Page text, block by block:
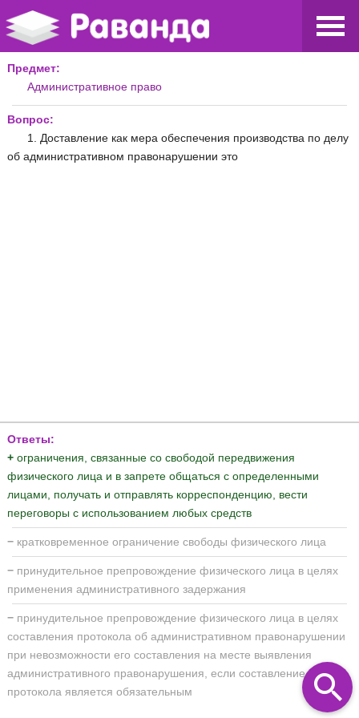
Предмет:
Административное право
Вопрос:
1. Доставление как мера обеспечения производства по делу
об административном правонарушении это
Ответы:
+ ограничения, связанные со свободой передвижения
физического лица и в запрете общаться с определенными
лицами, получать и отправлять корреспонденцию, вести
переговоры с использованием любых средств
− кратковременное ограничение свободы физического лица
− принудительное препровождение физического лица в целях
применения административного задержания
− принудительное препровождение физического лица в целях
составления протокола об административном правонарушении
при невозможности его составления на месте выявления
административного правонарушения, если составление
протокола является обязательным